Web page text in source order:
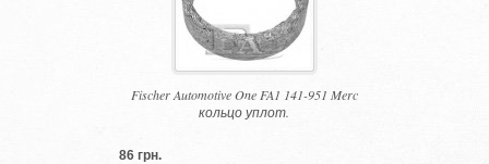
Fischer Automotive One FA1 141-951 Merc
кольцо уплот.
86 грн.